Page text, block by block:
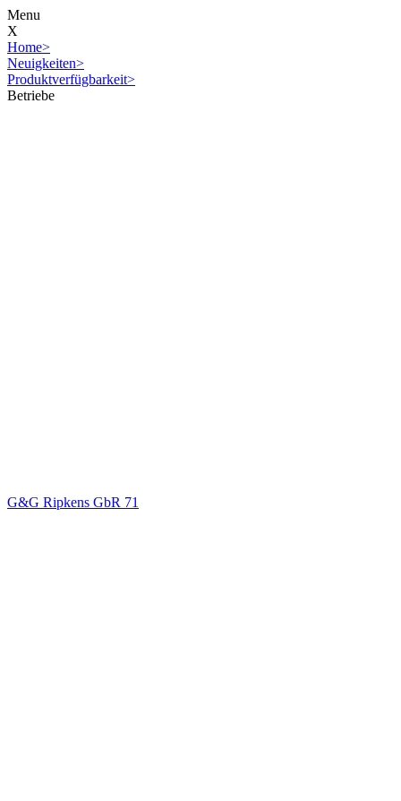
Menu
X
Home>
Neuigkeiten>
Produktverfügbarkeit>
Betriebe
G&G Ripkens GbR 71